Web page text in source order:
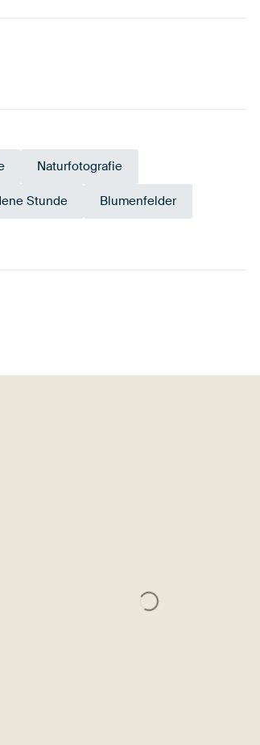
Naturfotografie
Stunde Blumenfelder